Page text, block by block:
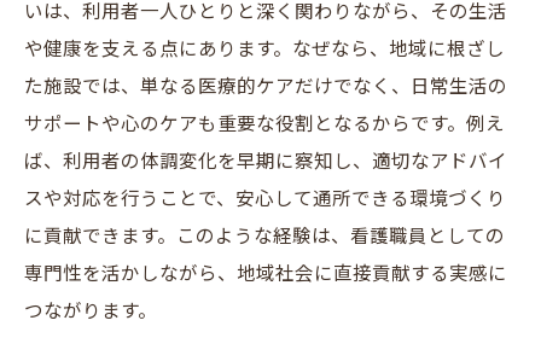
いは、利用者一人ひとりと深く関わりながら、その生活
や健康を支える点にあります。なぜなら、地域に根ざし
た施設では、単なる医療的ケアだけでなく、日常生活の
サポートや心のケアも重要な役割となるからです。例え
ば、利用者の体調変化を早期に察知し、適切なアドバイ
スや対応を行うことで、安心して通所できる環境づくり
に貢献できます。このような経験は、看護職員としての
専門性を活かしながら、地域社会に直接貢献する実感に
つながります。